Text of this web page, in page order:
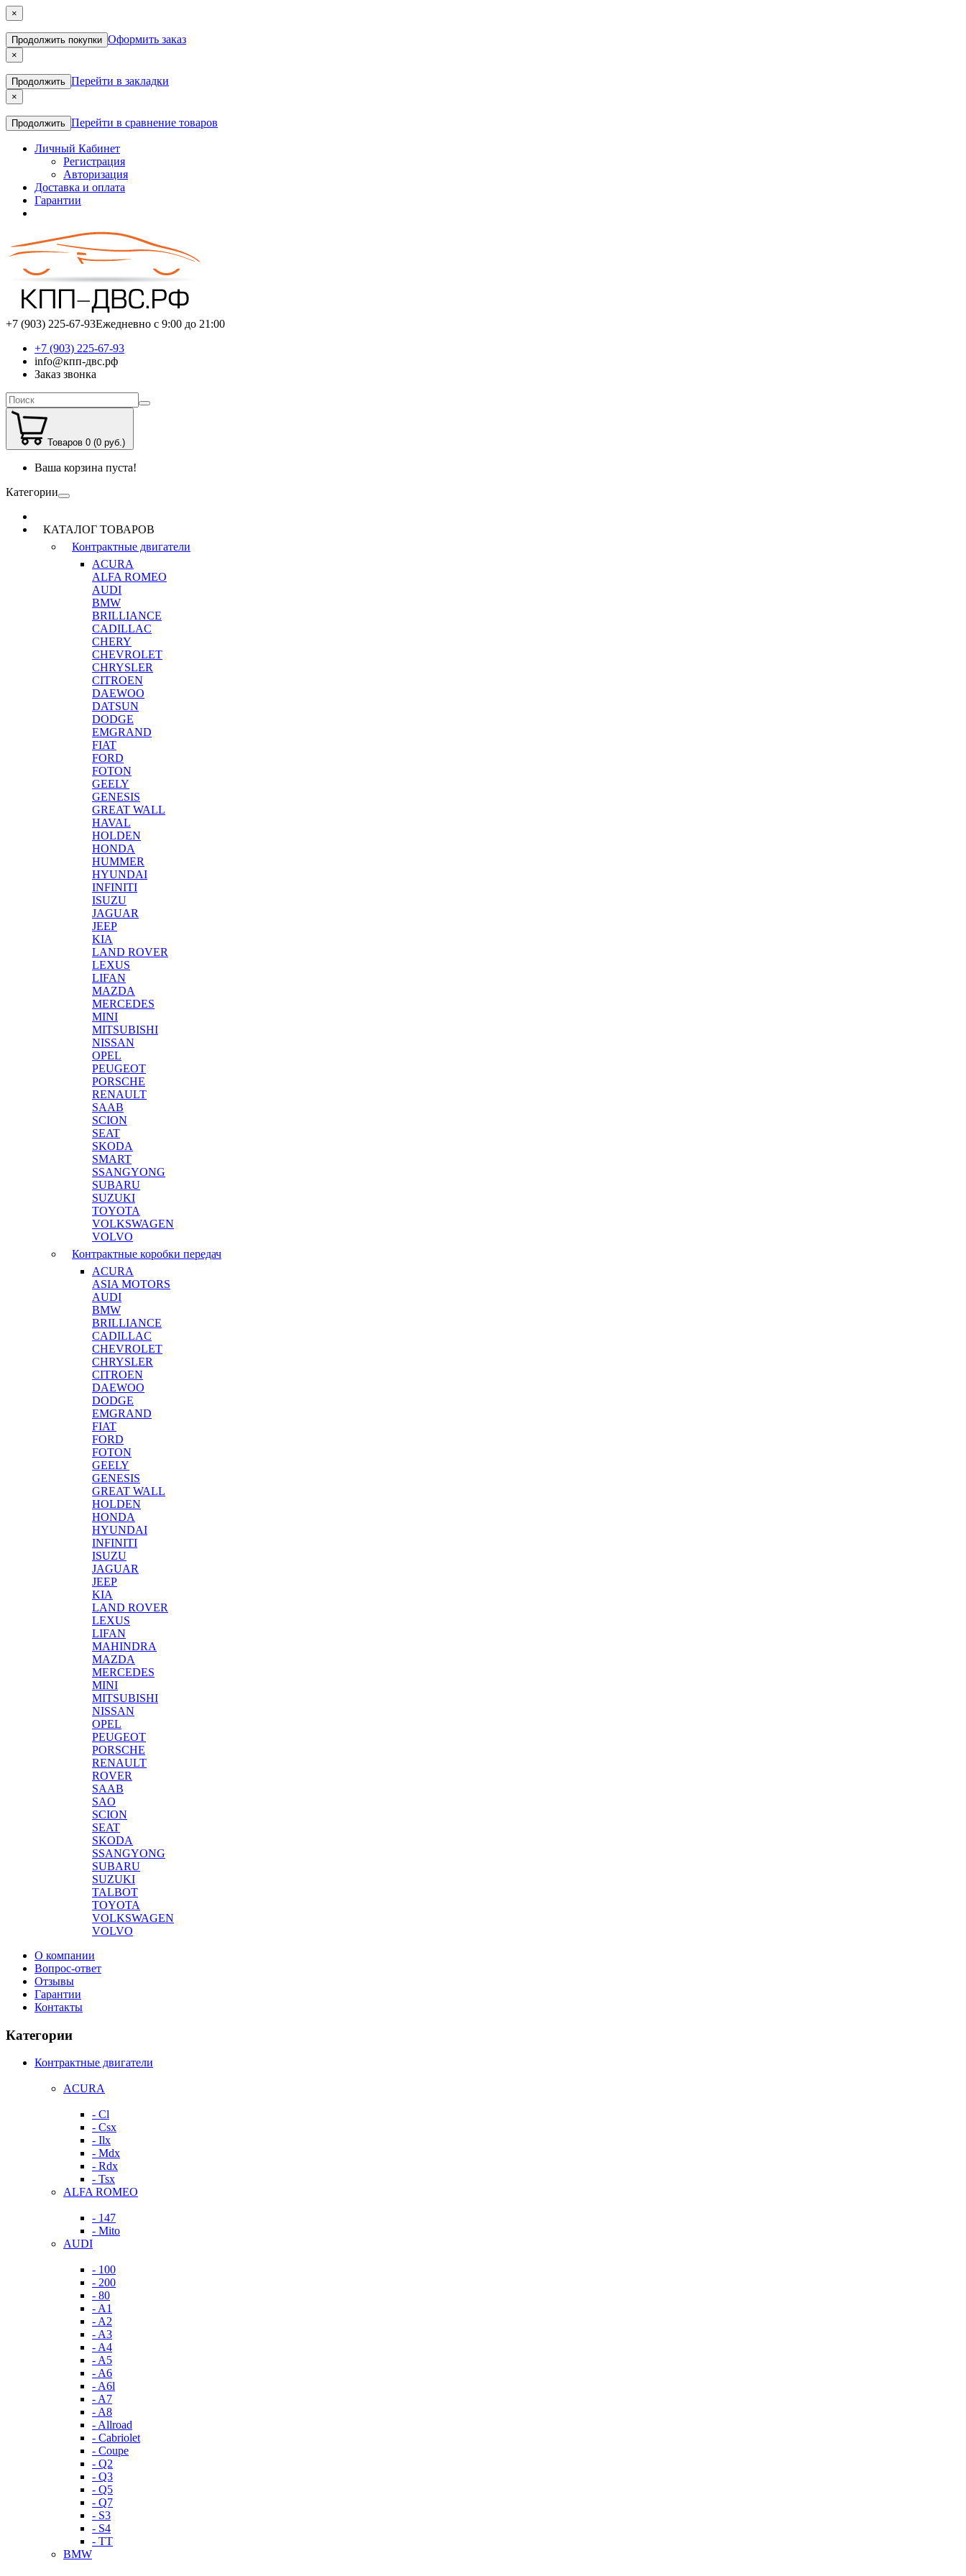
×
Продолжить покупки Оформить заказ
×
Продолжить Перейти в закладки
×
Продолжить Перейти в сравнение товаров
Личный Кабинет
Регистрация
Авторизация
Доставка и оплата
Гарантии
+7 (903) 225-67-93Ежедневно с 9:00 до 21:00
+7 (903) 225-67-93
info@кпп-двс.рф
Заказ звонка
Товаров 0 (0 руб.)
Ваша корзина пуста!
Категории
КАТАЛОГ ТОВАРОВ
Контрактные двигатели
ACURA
ALFA ROMEO
AUDI
BMW
BRILLIANCE
CADILLAC
CHERY
CHEVROLET
CHRYSLER
CITROEN
DAEWOO
DATSUN
DODGE
EMGRAND
FIAT
FORD
FOTON
GEELY
GENESIS
GREAT WALL
HAVAL
HOLDEN
HONDA
HUMMER
HYUNDAI
INFINITI
ISUZU
JAGUAR
JEEP
KIA
LAND ROVER
LEXUS
LIFAN
MAZDA
MERCEDES
MINI
MITSUBISHI
NISSAN
OPEL
PEUGEOT
PORSCHE
RENAULT
SAAB
SCION
SEAT
SKODA
SMART
SSANGYONG
SUBARU
SUZUKI
TOYOTA
VOLKSWAGEN
VOLVO
Контрактные коробки передач
ACURA
ASIA MOTORS
AUDI
BMW
BRILLIANCE
CADILLAC
CHEVROLET
CHRYSLER
CITROEN
DAEWOO
DODGE
EMGRAND
FIAT
FORD
FOTON
GEELY
GENESIS
GREAT WALL
HOLDEN
HONDA
HYUNDAI
INFINITI
ISUZU
JAGUAR
JEEP
KIA
LAND ROVER
LEXUS
LIFAN
MAHINDRA
MAZDA
MERCEDES
MINI
MITSUBISHI
NISSAN
OPEL
PEUGEOT
PORSCHE
RENAULT
ROVER
SAAB
SAO
SCION
SEAT
SKODA
SSANGYONG
SUBARU
SUZUKI
TALBOT
TOYOTA
VOLKSWAGEN
VOLVO
О компании
Вопрос-ответ
Отзывы
Гарантии
Контакты
Категории
Контрактные двигатели
ACURA
- Cl
- Csx
- Ilx
- Mdx
- Rdx
- Tsx
ALFA ROMEO
- 147
- Mito
AUDI
- 100
- 200
- 80
- A1
- A2
- A3
- A4
- A5
- A6
- A6l
- A7
- A8
- Allroad
- Cabriolet
- Coupe
- Q2
- Q3
- Q5
- Q7
- S3
- S4
- TT
BMW